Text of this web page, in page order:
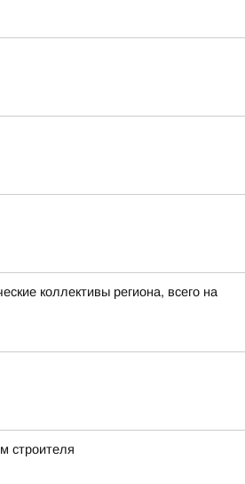
коллективы региона, всего на
строителя